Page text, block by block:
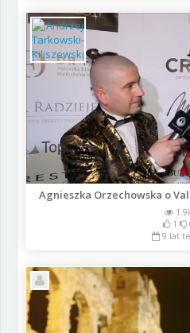
Agnieszka Orzechowska o
1
9 lat